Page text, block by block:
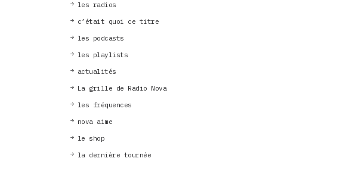
les radios
c’était quoi ce titre
les podcasts
les playlists
actualités
La grille de Radio Nova
les fréquences
nova aime
le shop
la dernière tournée